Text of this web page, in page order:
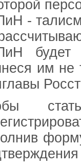
-
будет
им не